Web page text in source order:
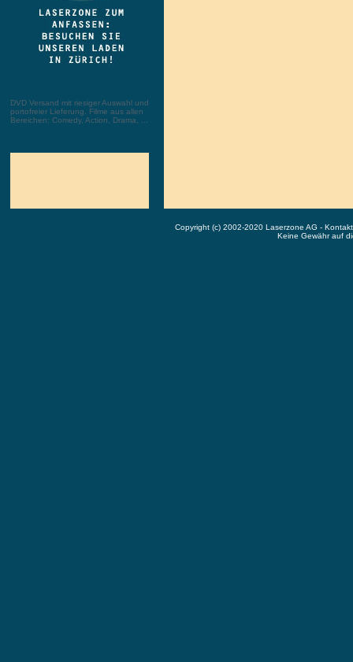
DVD Versand mit riesiger Auswahl und
portofreier Lieferung. Filme aus allen
Bereichen: Comedy, Action, Drama, ...
Copyright (c) 2002-2020 Laserzone AG -
Keine Gewähr auf